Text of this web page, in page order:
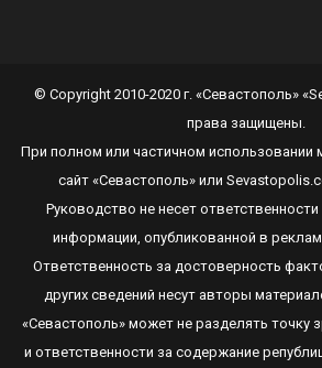
© Copyright 2010-2020 г. «Севастополь»
права защищены.
При полном или частичном использовании
сайт «Севастополь» или
Руководство не несет
информации, опубликованной в
Ответственность за достоверность
других сведений несут авторы
«Севастополь»может не разделять точку
и ответственности за содержание